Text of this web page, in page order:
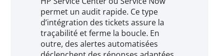
permet un audit rapide. Ce type
d’intégration des tickets assure la
traçabilité et ferme la boucle. En
outre, des alertes automatisées